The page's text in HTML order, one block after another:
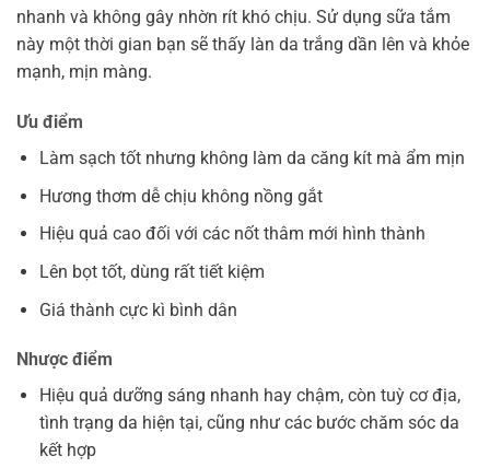
nhanh và không gây nhờn rít khó chịu. Sử dụng sữa tắm
này một thời gian bạn sẽ thấy làn da trắng dần lên và khỏe
mạnh, mịn màng.
Ưu điểm
Làm sạch tốt nhưng không làm da căng kít mà ẩm mịn
Hương thơm dễ chịu không nồng gắt
Hiệu quả cao đối với các nốt thâm mới hình thành
Lên bọt tốt, dùng rất tiết kiệm
Giá thành cực kì bình dân
Nhược điểm
Hiệu quả dưỡng sáng nhanh hay chậm, còn tuỳ cơ địa,
tình trạng da hiện tại, cũng như các bước chăm sóc da
kết hợp